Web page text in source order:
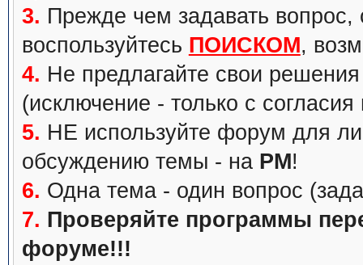
3. Прежде чем задавать вопрос,
воспользуйтесь ПОИСКОМ,
4. Не предлагайте свои
(исключение - только с
5. НЕ используйте форум для
обсуждению темы - на PM!
6. Одна тема - один вопрос
7. Проверяйте программы
форуме!!!